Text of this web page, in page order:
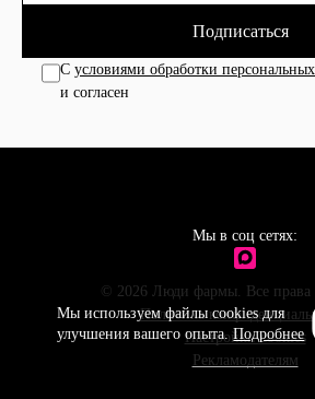
Подписаться
Сусловиями обработки
и согласен
Мы в соц сетях:
© 2026 Люди фармы. Все права
Политика
Настройки cookies
Рекламодателям
Мы используем файлы cookies для
улучшения вашего опыта.Подробнее